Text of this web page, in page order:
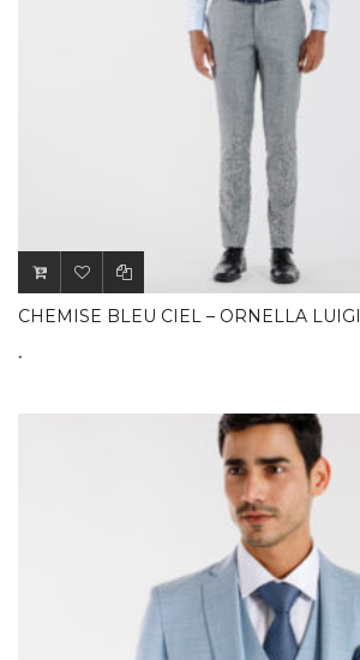
CHEMISE BLEU CIEL – ORNELLA LUIGI
.